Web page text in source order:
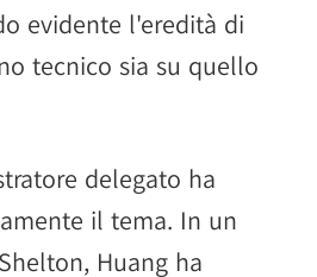
evidente l'eredità di
tecnico sia su quello
delegato ha
il tema. In un
Huang ha